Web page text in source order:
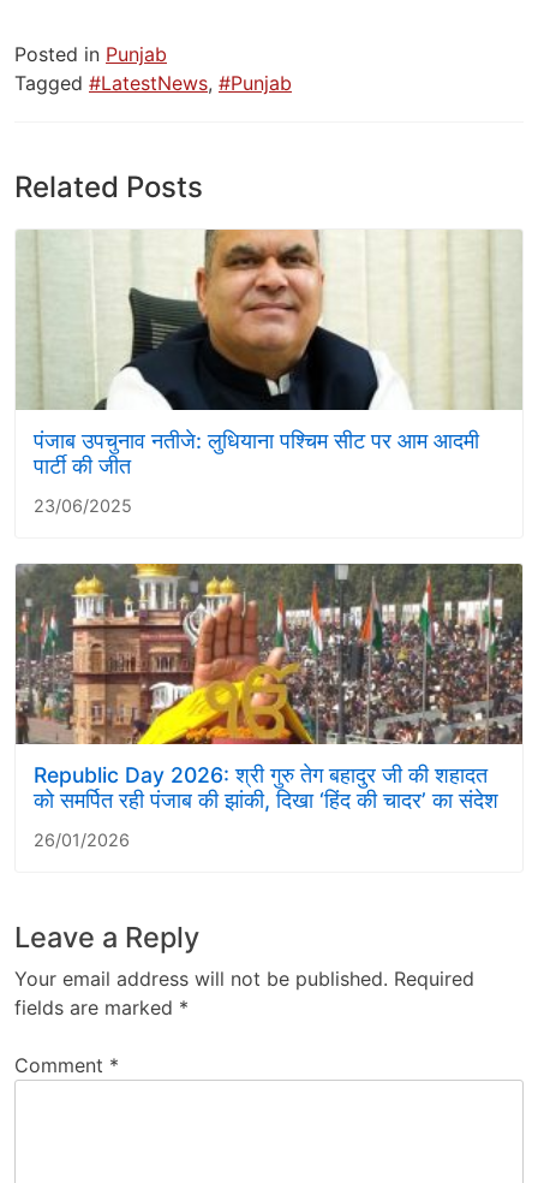
Posted in Punjab
Tagged #LatestNews, #Punjab
Related Posts
पंजाब उपचुनाव नतीजे: लुधियाना पश्चिम सीट पर आम आदमी
पार्टी की जीत
23/06/2025
Republic Day 2026: श्री गुरु तेग बहादुर जी की शहादत
को समर्पित रही पंजाब की झांकी, दिखा ‘हिंद की चादर’ का संदेश
26/01/2026
Leave a Reply
Your email address will not be published. Required
fields are marked *
Comment *